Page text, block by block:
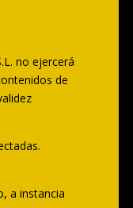
no ejercerá
de
a instancia